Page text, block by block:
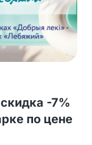
-7%
по цене